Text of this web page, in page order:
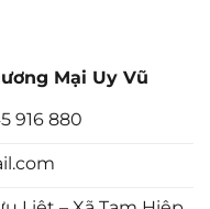
Mại Uy Vũ
916 880